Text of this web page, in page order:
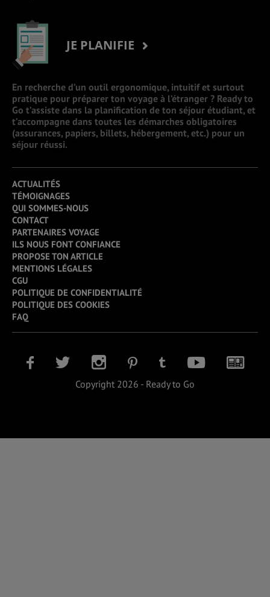
JE PLANIFIE
En recherche d’un outil ergonomique, intuitif et surtout
pratique pour préparer ton voyage à l’étranger ? Ready to
Go t’assiste dans la planification de ton séjour étudiant, et
t’accompagne dans toutes les démarches obligatoires
(assurances, papiers, billets, hébergement, etc.) pour un
séjour réussi.
ACTUALITÉS
TÉMOIGNAGES
QUI SOMMES-NOUS
CONTACT
PARTENAIRES VOYAGE
ILS NOUS FONT CONFIANCE
PROPOSE TON ARTICLE
MENTIONS LÉGALES
CGU
POLITIQUE DE CONFIDENTIALITÉ
POLITIQUE DES COOKIES
FAQ
Copyright 2026 - Ready to Go